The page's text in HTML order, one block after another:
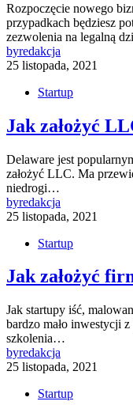
Rozpoczęcie nowego
przypadkach będziesz
zezwolenia na legalną
byredakcja
25 listopada, 2021
Startup
Jak założyć
Delaware jest
założyć LLC. Ma
niedrogi…
byredakcja
25 listopada, 2021
Startup
Jak założyć
Jak startupy iść,
bardzo mało inwestycji
szkolenia…
byredakcja
25 listopada, 2021
Startup